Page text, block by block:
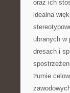
oraz ich
idealna
ubranych w
dresach i
tłumie